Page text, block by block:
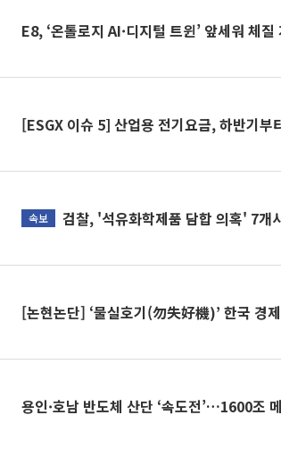
E8, ‘온톨로지 AI·디지털 트윈’ 앞세워 체
[ESGX 이슈 5] 산업용 전기요금, 하반기부
속보 검찰, '석유화학제품 담합 의혹' 7개
[논현논단] ‘물실호기(勿失好機)’ 한국 경제
용인·호남 반도체 산단 ‘속도전’…1600조